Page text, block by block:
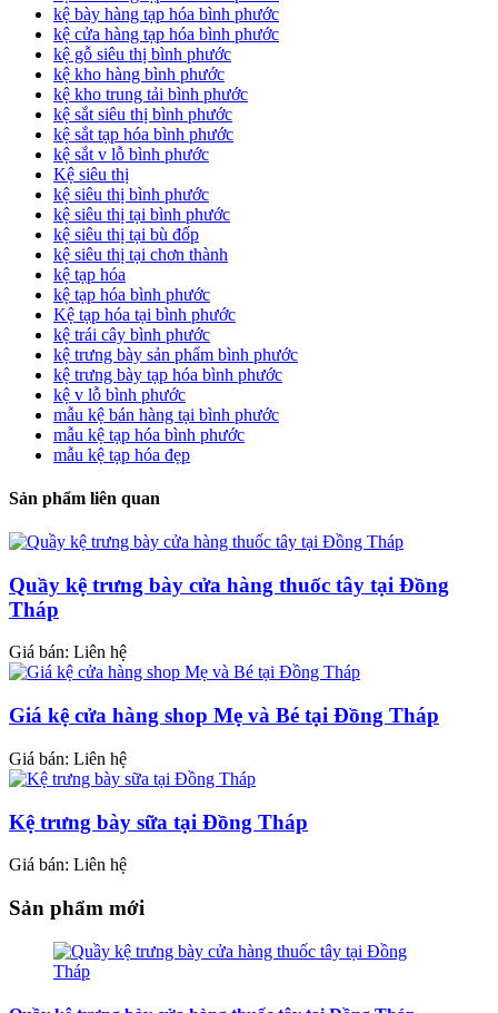
kệ bày hàng tạp hóa bình phước
kệ cửa hàng tạp hóa bình phước
kệ gỗ siêu thị bình phước
kệ kho hàng bình phước
kệ kho trung tải bình phước
kệ sắt siêu thị bình phước
kệ sắt tạp hóa bình phước
kệ sắt v lỗ bình phước
Kệ siêu thị
kệ siêu thị bình phước
kệ siêu thị tại bình phước
kệ siêu thị tại bù đốp
kệ siêu thị tại chơn thành
kệ tạp hóa
kệ tạp hóa bình phước
Kệ tạp hóa tại bình phước
kệ trái cây bình phước
kệ trưng bày sản phẩm bình phước
kệ trưng bày tạp hóa bình phước
kệ v lỗ bình phước
mẫu kệ bán hàng tại bình phước
mẫu kệ tạp hóa bình phước
mẫu kệ tạp hóa đẹp
Sản phẩm liên quan
Quầy kệ trưng bày cửa hàng thuốc tây tại Đồng
Tháp
Giá bán: Liên hệ
Giá kệ cửa hàng shop Mẹ và Bé tại Đồng Tháp
Giá bán: Liên hệ
Kệ trưng bày sữa tại Đồng Tháp
Giá bán: Liên hệ
Sản phẩm mới